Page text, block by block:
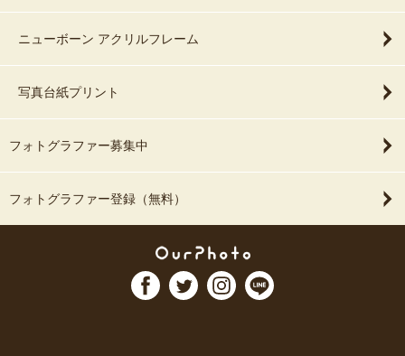
ニューボーン アクリルフレーム
写真台紙プリント
フォトグラファー募集中
フォトグラファー登録（無料）